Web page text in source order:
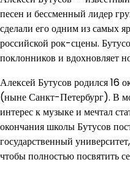
песен и бессменный лидер
сделали его одним из самых
российской рок-сцены.
поклонников и вдохновляет
Алексей Бутусов родился 16
(ныне Санкт-Петербург). В
интерес к музыке и мечтал
окончания школы Бутусов
государственный
чтобы полностью посвятить